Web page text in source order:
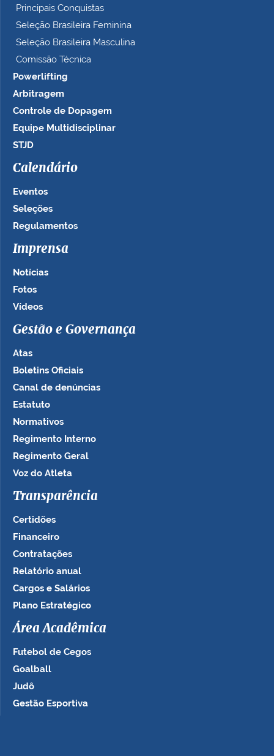
Principais Conquistas
Seleção Brasileira Feminina
Seleção Brasileira Masculina
Comissão Técnica
Powerlifting
Arbitragem
Controle de Dopagem
Equipe Multidisciplinar
STJD
Calendário
Eventos
Seleções
Regulamentos
Imprensa
Notícias
Fotos
Vídeos
Gestão e Governança
Atas
Boletins Oficiais
Canal de denúncias
Estatuto
Normativos
Regimento Interno
Regimento Geral
Voz do Atleta
Transparência
Certidões
Financeiro
Contratações
Relatório anual
Cargos e Salários
Plano Estratégico
Área Acadêmica
Futebol de Cegos
Goalball
Judô
Gestão Esportiva